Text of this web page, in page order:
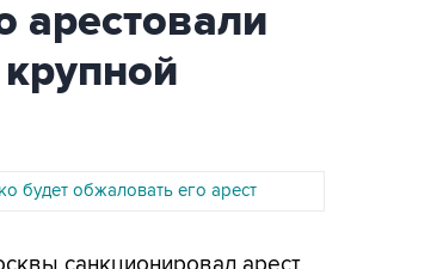
будет обжаловать его арест